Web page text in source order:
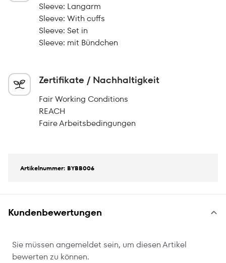
Sleeve: Langarm
Sleeve: With cuffs
Sleeve: Set in
Sleeve: mit Bündchen
Zertifikate / Nachhaltigkeit
Fair Working Conditions
REACH
Faire Arbeitsbedingungen
Artikelnummer: BYBB006
Kundenbewertungen
Sie müssen angemeldet sein, um diesen Artikel
bewerten zu können.